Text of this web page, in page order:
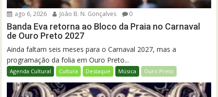
ago 6, 2026 João B. N. Gonçalves 0
Banda Eva retorna ao Bloco da Praia no Carnaval
de Ouro Preto 2027
Ainda faltam seis meses para o Carnaval 2027, mas a
programação da folia em Ouro Preto...
Agenda Cultural Cultura Destaque Música Ouro Preto